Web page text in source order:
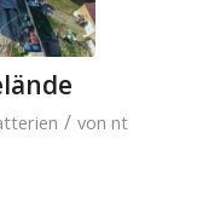
/ von nt